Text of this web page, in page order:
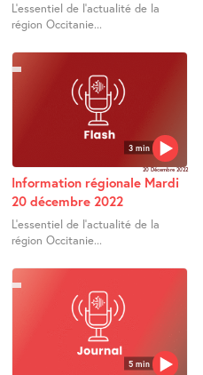
L’essentiel de l’actualité de la
région Occitanie...
3 min
20 Décembre 2022
Information régionale Mardi
20 décembre 2022
L’essentiel de l’actualité de la
région Occitanie...
5 min